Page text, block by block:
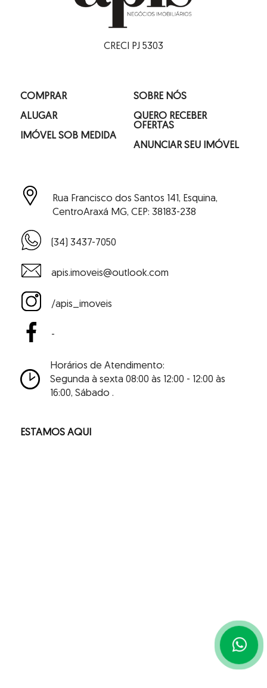
CRECI PJ 5303
COMPRAR
ALUGAR
IMÓVEL SOB MEDIDA
SOBRE NÓS
QUERO RECEBER
OFERTAS
ANUNCIAR SEU IMÓVEL
Rua Francisco dos Santos 141, Esquina,
CentroAraxá MG, CEP: 38183-238
(34) 3437-7050
apis.imoveis@outlook.com
/apis_imoveis
-
Horários de Atendimento:
Segunda à sexta 08:00 às 12:00 - 12:00 às
16:00, Sábado .
ESTAMOS AQUI